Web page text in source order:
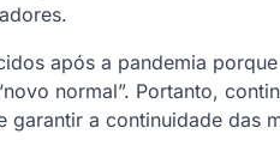
após a pandemia
normal”. Portanto,
a continuidade das